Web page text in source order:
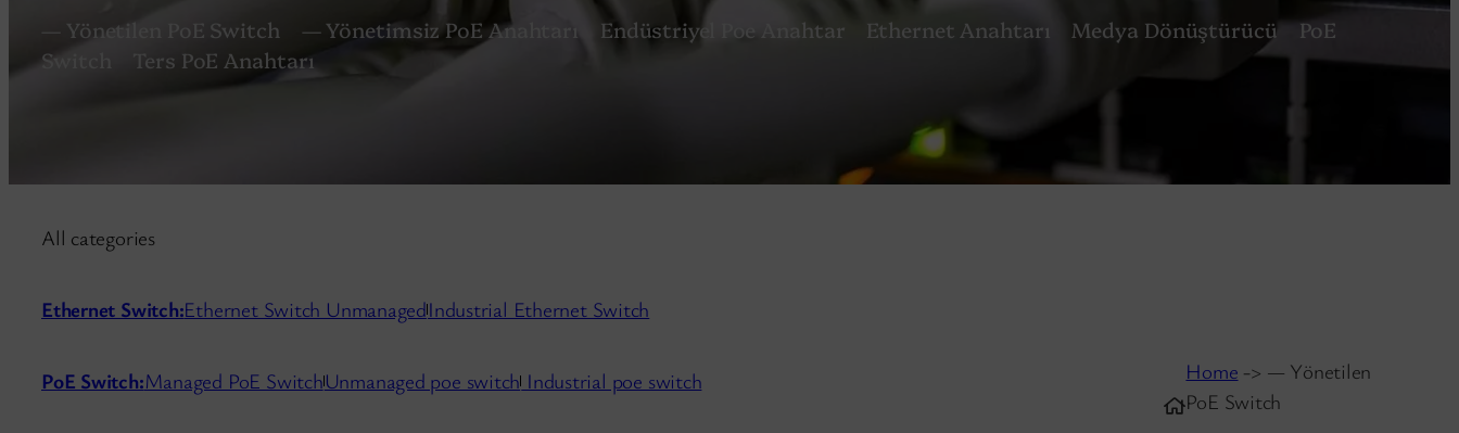
— Yönetilen PoE Switch — Yönetimsiz PoE Anahtarı Endüstriyel Poe Anahtar Ethernet Anahtarı Medya Dönüştürücü
PoE
Switch
Ters PoE Anahtarı
All categories
Ethernet Switch:Ethernet Switch UnmanagedIndustrial Ethernet Switch
PoE Switch:Managed PoE SwitchUnmanaged poe switch Industrial poe switch Home -> — Yönetilen
PoE Switch